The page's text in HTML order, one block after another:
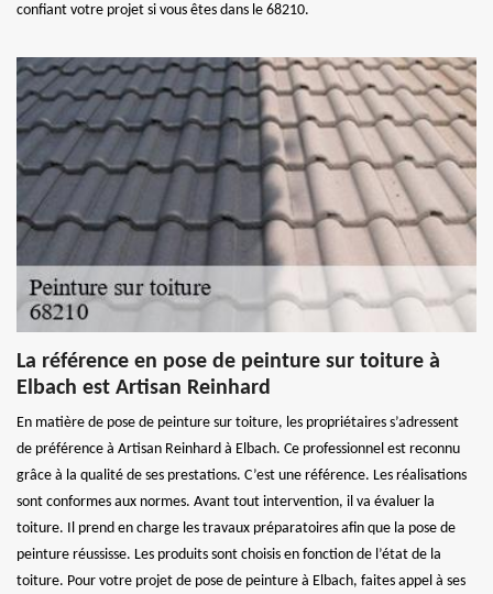
confiant votre projet si vous êtes dans le 68210.
La référence en pose de peinture sur toiture à
Elbach est Artisan Reinhard
En matière de pose de peinture sur toiture, les propriétaires s’adressent
de préférence à Artisan Reinhard à Elbach. Ce professionnel est reconnu
grâce à la qualité de ses prestations. C’est une référence. Les réalisations
sont conformes aux normes. Avant tout intervention, il va évaluer la
toiture. Il prend en charge les travaux préparatoires afin que la pose de
peinture réussisse. Les produits sont choisis en fonction de l’état de la
toiture. Pour votre projet de pose de peinture à Elbach, faites appel à ses